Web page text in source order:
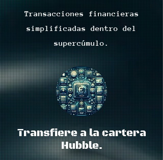
Transacciones financieras
simplificadas dentro del
supercúmulo.
Transfiere a la cartera
Hubble.